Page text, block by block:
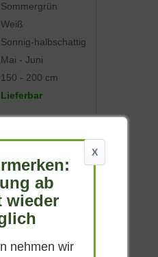
Sommergrün
Weiß
Sonnig-halbschattig
Mai - Juni
150 - 200 cm
Lieferbar
44,90 € *
'Berkeley'
X
ab
wieder
nehmen wir